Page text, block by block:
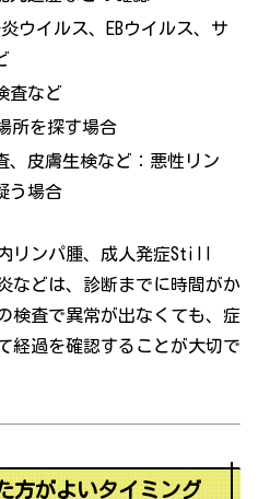
ウイルス、EBウイルス、サ
査など
所を探す場合
、皮膚生検など：悪性リン
う場合
リンパ腫、成人発症Still
などは、診断までに時間がか
検査で異常が出なくても、症
経過を確認することが大切で
方がよいタイミング